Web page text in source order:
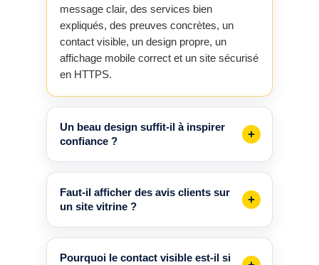
message clair, des services bien
expliqués, des preuves concrètes, un
contact visible, un design propre, un
affichage mobile correct et un site sécurisé
en HTTPS.
Un beau design suffit-il à inspirer
confiance ?
Faut-il afficher des avis clients sur
un site vitrine ?
Pourquoi le contact visible est-il si